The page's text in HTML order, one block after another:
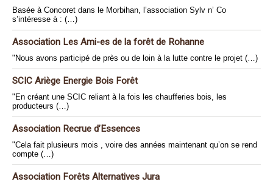
Basée à Concoret dans le Morbihan, l’association Sylv n’ Co
s’intéresse à : (…)
Association Les Ami-es de la forêt de Rohanne
"Nous avons participé de près ou de loin à la lutte contre le projet (…)
SCIC Ariège Energie Bois Forêt
"En créant une SCIC reliant à la fois les chaufferies bois, les
producteurs (…)
Association Recrue d’Essences
"Cela fait plusieurs mois , voire des années maintenant qu’on se rend
compte (…)
Association Forêts Alternatives Jura